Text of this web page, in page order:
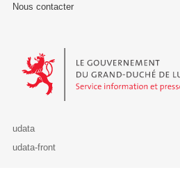
Nous contacter
Le Gouvernement du Grand-Duché
udata
udata-front